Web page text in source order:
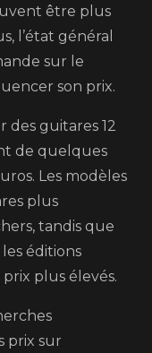
être plus
l’état général
sur le
son prix.
des guitares 12
de quelques
Les modèles
plus
tandis que
éditions
plus élevés.
prix sur